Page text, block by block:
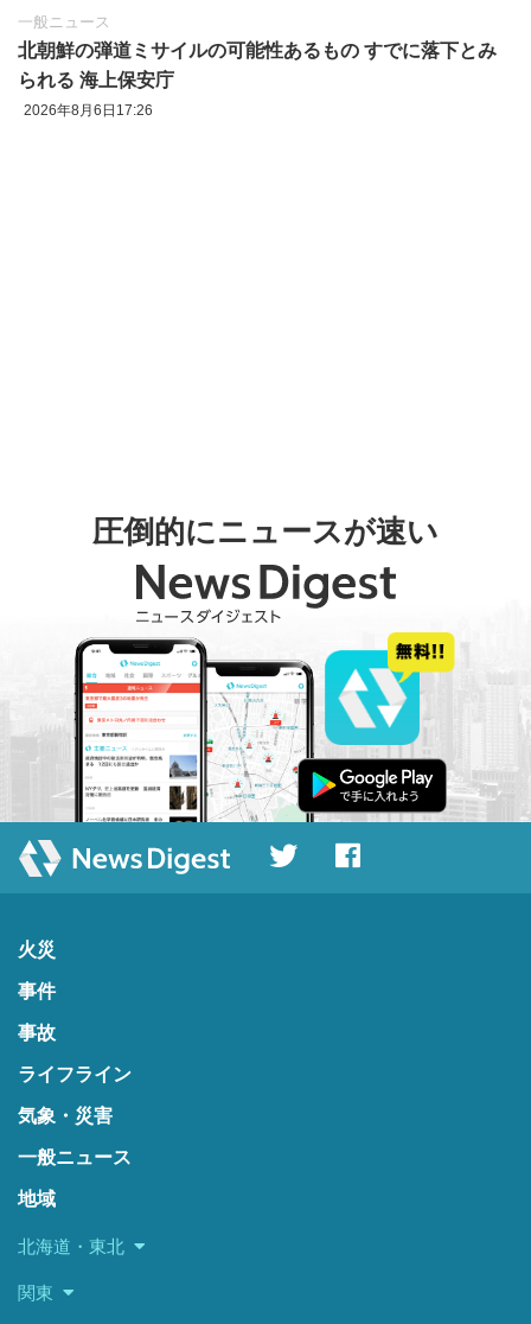
一般ニュース
北朝鮮の弾道ミサイルの可能性あるもの すでに落下とみ
られる 海上保安庁
2026年8月6日17:26
圧倒的にニュースが速い
火災
事件
事故
ライフライン
気象・災害
一般ニュース
地域
北海道・東北
関東